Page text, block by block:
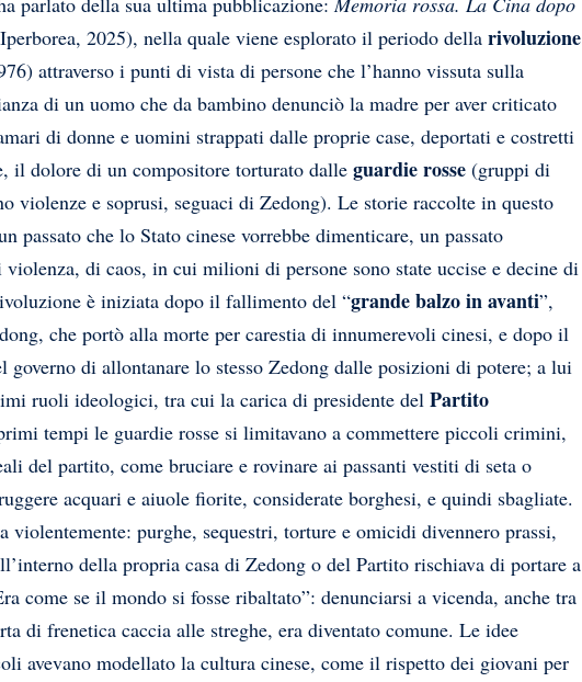
2025), nella quale viene esplorato il periodo della rivoluzione
attraverso i punti di vista di persone che l’hanno vissuta sulla
di un uomo che da bambino denunciò la madre per aver criticato
di donne e uomini strappati dalle proprie case, deportati e costretti
il dolore di un compositore torturato dalle guardierosse (gruppi di
violenze e soprusi, seguaci di Zedong). Le storie raccolte in questo
passato che lo Stato cinese vorrebbe dimenticare, un passato
di caos, in cui milioni di persone sono state uccise e decine di
è iniziata dopo il fallimento del “grande balzo in avanti”,
che portò alla morte per carestia di innumerevoli cinesi, e dopo il
governo di allontanare lo stesso Zedong dalle posizioni di potere; a lui
ruoli ideologici, tra cui la carica di presidente del Partito
tempi le guardie rosse si limitavano a commettere piccoli crimini,
del partito, come bruciare e rovinare ai passanti vestiti di seta o
acquari e aiuole fiorite, considerate borghesi, e quindi sbagliate.
violentemente: purghe, sequestri, torture e omicidi divennero prassi,
della propria casa di Zedong o del Partito rischiava di portare a
come se il mondo si fosse ribaltato”: denunciarsi a vicenda, anche tra
di frenetica caccia alle streghe, era diventato comune. Le idee
avevano modellato la cultura cinese, come il rispetto dei giovani per